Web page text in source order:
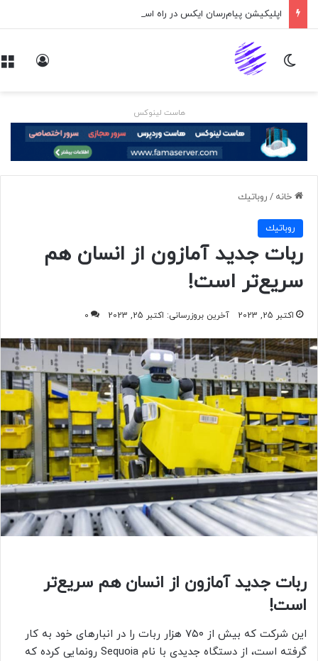
اپلیکیشن پیام‌رسان ایکس در راه است
تغییر پوسته
هاست لینوکس
خانه / روباتيك
روباتيك
ربات جدید آمازون از انسان هم
سریع‌تر است!
اکتبر 25, 2023 آخرین بروزرسانی: اکتبر 25, 2023 0
ربات جدید آمازون از انسان هم سریع‌تر
است!
این شرکت که بیش از ۷۵۰ هزار ربات را در انبارهای خود به کار
گرفته است، از دستگاه جدیدی با نام Sequoia رونمایی کرده که